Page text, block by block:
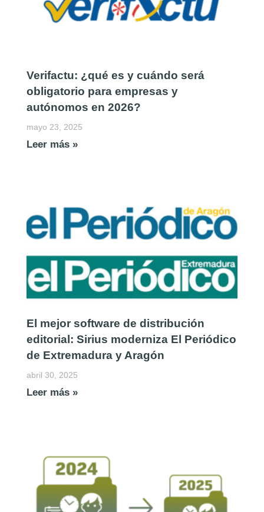
Verifactu: ¿qué es y cuándo será
obligatorio para empresas y
autónomos en 2026?
mayo 23, 2025
Leer más »
El mejor software de distribución
editorial: Sirius moderniza El Periódico
de Extremadura y Aragón
abril 30, 2025
Leer más »